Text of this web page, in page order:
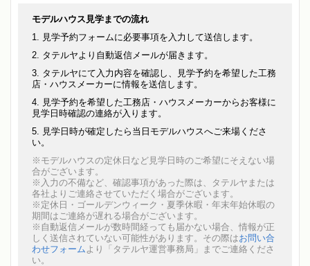
モデルハウス見学までの流れ
見学予約フォームに必要事項を入力して送信します。
タテルヤより自動返信メールが届きます。
タテルヤにて入力内容を確認し、見学予約を希望した工務
店・ハウスメーカーに情報を送信します。
見学予約を希望した工務店・ハウスメーカーからお客様に
見学日時確認の連絡が入ります。
見学日時が確定したら当日モデルハウスへご来場くださ
い。
※モデルハウスの定休日など見学日時のご希望にそえない場
合がございます。
※入力の不備など、確認事項があった際は、タテルヤまたは
各社よりご連絡させていただく場合がございます。
※定休日・ゴールデンウィーク・夏季休暇・年末年始休暇の
期間はご連絡が遅れる場合がございます。
※自動返信メールが数時間経っても届かない場合、情報が正
しく送信されていない可能性があります。その際はお問い合
わせフォーム より「タテルヤ運営事務局」までご連絡くださ
い。